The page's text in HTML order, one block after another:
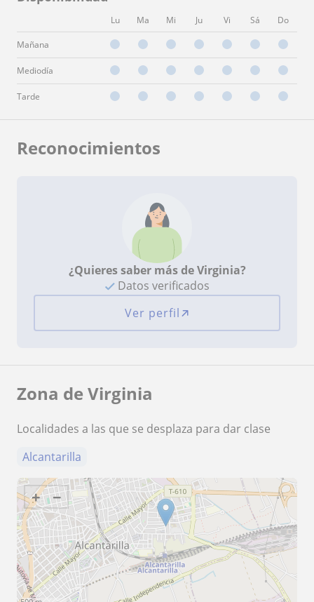
Lu Ma Mi Ju Vi Sá Do
Mañana
Mediodía
Tarde
Reconocimientos
¿Quieres saber más de Virginia?
Datos verificados
Ver perfil
Zona de Virginia
Localidades a las que se desplaza para dar clase
Alcantarilla
+ −